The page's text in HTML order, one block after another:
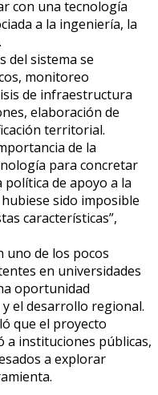
con una tecnología
a la ingeniería, la
del sistema se
monitoreo
de infraestructura
elaboración de
territorial.
de la
para concretar
política de apoyo a la
sido imposible
características”,
uno de los pocos
en universidades
oportunidad
el desarrollo regional.
que el proyecto
a instituciones públicas,
a explorar